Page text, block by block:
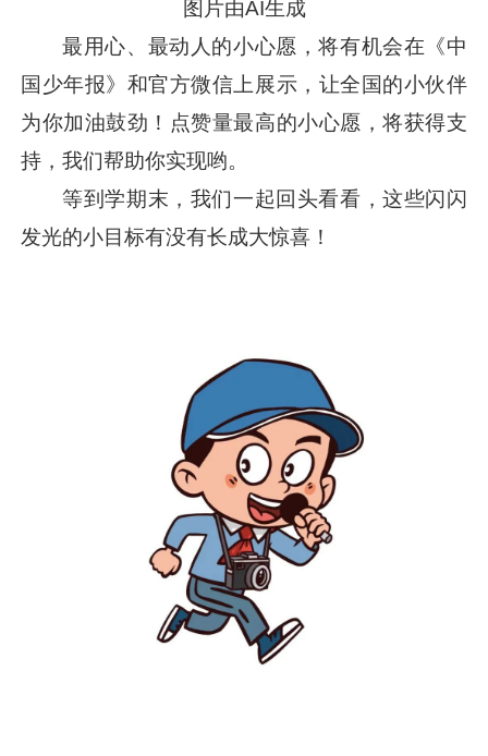
图片由AI生成
最用心、最动人的小心愿，将有机会在《中
国少年报》和官方微信上展示，让全国的小伙伴
为你加油鼓劲！点赞量最高的小心愿，将获得支
持，我们帮助你实现哟。
等到学期末，我们一起回头看看，这些闪闪
发光的小目标有没有长成大惊喜！